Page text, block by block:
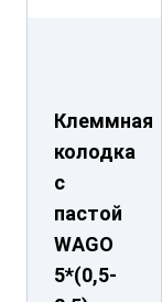
Клеммная
колодка
с
пастой
WAGO
5*(0,5-